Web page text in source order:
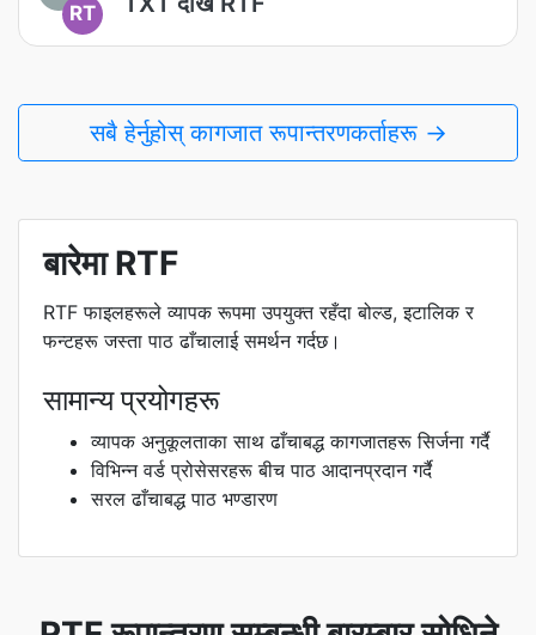
RT
सबै हेर्नुहोस् कागजात रूपान्तरणकर्ताहरू →
बारेमा RTF
RTF फाइलहरूले व्यापक रूपमा उपयुक्त रहँदा बोल्ड, इटालिक र
फन्टहरू जस्ता पाठ ढाँचालाई समर्थन गर्दछ।
सामान्य प्रयोगहरू
व्यापक अनुकूलताका साथ ढाँचाबद्ध कागजातहरू सिर्जना गर्दै
विभिन्न वर्ड प्रोसेसरहरू बीच पाठ आदानप्रदान गर्दै
सरल ढाँचाबद्ध पाठ भण्डारण